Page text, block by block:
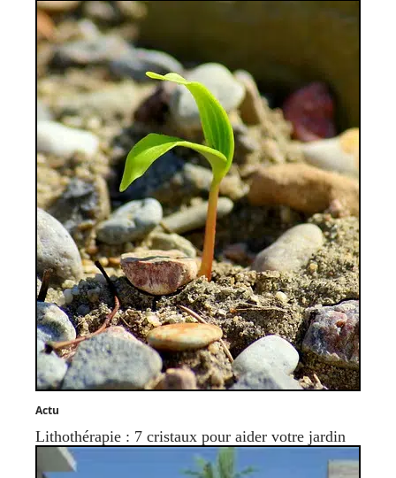
Actu
Lithothérapie : 7 cristaux pour aider votre jardin